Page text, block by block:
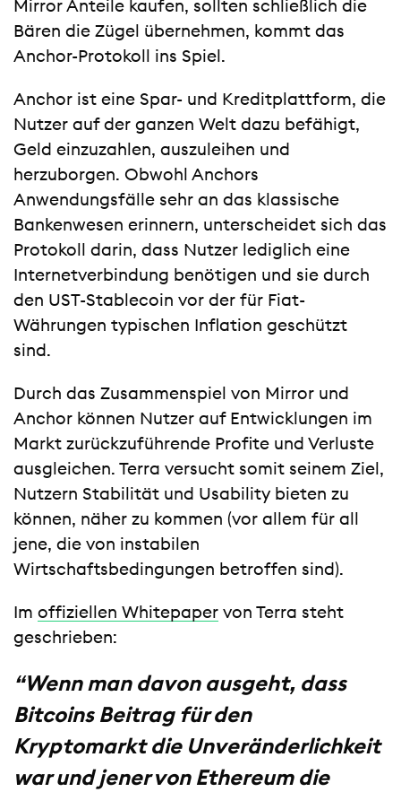
Mirror Anteile kaufen, sollten schließlich die
Bären die Zügel übernehmen, kommt das
Anchor-Protokoll ins Spiel.
Anchor ist eine Spar- und Kreditplattform, die
Nutzer auf der ganzen Welt dazu befähigt,
Geld einzuzahlen, auszuleihen und
herzuborgen. Obwohl Anchors
Anwendungsfälle sehr an das klassische
Bankenwesen erinnern, unterscheidet sich das
Protokoll darin, dass Nutzer lediglich eine
Internetverbindung benötigen und sie durch
den UST-Stablecoin vor der für Fiat-
Währungen typischen Inflation geschützt
sind.
Durch das Zusammenspiel von Mirror und
Anchor können Nutzer auf Entwicklungen im
Markt zurückzuführende Profite und Verluste
ausgleichen. Terra versucht somit seinem Ziel,
Nutzern Stabilität und Usability bieten zu
können, näher zu kommen (vor allem für all
jene, die von instabilen
Wirtschaftsbedingungen betroffen sind).
Im offiziellen Whitepaper von Terra steht
geschrieben:
“Wenn man davon ausgeht, dass
Bitcoins Beitrag für den
Kryptomarkt die Unveränderlichkeit
war und jener von Ethereum die